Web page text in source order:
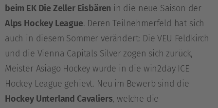
beim EK Die Zeller Eisbären in die neue Saison der
Alps Hockey League. Deren Teilnehmerfeld hat sich
auch in diesem Sommer verändert: Die VEU Feldkirch
und die Vienna Capitals Silver zogen sich zurück,
Meister Asiago Hockey wurde in die win2day ICE
Hockey League gehievt. Neu im Bewerb sind die
Hockey Unterland Cavaliers, welche die